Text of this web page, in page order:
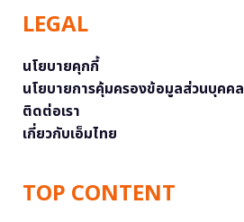
LEGAL
นโยบายคุกกี้
นโยบายการคุ้มครองข้อมูลส่วนบุคคล
ติดต่อเรา
เกี่ยวกับเอ็มไทย
TOP CONTENT